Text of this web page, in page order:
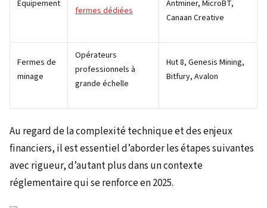
Équipement
fermes dédiées
Antminer, MicroBT,
Canaan Creative
Fermes de
minage
Opérateurs
professionnels à
grande échelle
Hut 8, Genesis Mining,
Bitfury, Avalon
Au regard de la complexité technique et des enjeux
financiers, il est essentiel d’aborder les étapes suivantes
avec rigueur, d’autant plus dans un contexte
réglementaire qui se renforce en 2025.